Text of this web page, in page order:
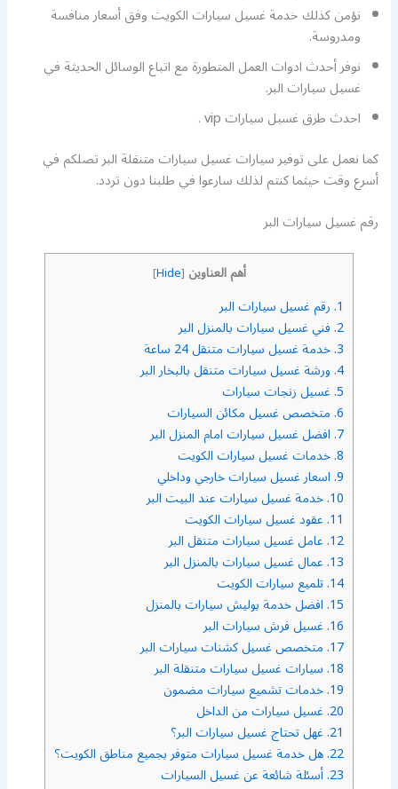
نؤمن كذلك خدمة غسيل سيارات الكويت وفق أسعار منافسة
ومدروسة.
نوفر أحدث ادوات العمل المتطورة مع اتباع الوسائل الحديثة في
غسيل سيارات البر.
احدث طرق غسيل سيارات vip .
كما نعمل على توفير سيارات غسيل سيارات متنقلة البر تصلكم في
أسرع وقت حيثما كنتم لذلك سارعوا في طلبنا دون تردد.
رقم غسيل سيارات البر
أهم العناوين [
Hide
]
1. رقم غسيل سيارات البر
2. فني غسيل سيارات بالمنزل البر
3. خدمة غسيل سيارات متنقل 24 ساعة
4. ورشة غسيل سيارات متنقل بالبخار البر
5. غسيل زنجات سيارات
6. متخصص غسيل مكائن السيارات
7. افضل غسيل سيارات امام المنزل البر
8. خدمات غسيل سيارات الكويت
9. اسعار غسيل سيارات خارجي وداخلي
10. خدمة غسيل سيارات عند البيت البر
11. عقود غسيل سيارات الكويت
12. عامل غسيل سيارات متنقل البر
13. عمال غسيل سيارات بالمنزل البر
14. تلميع سيارات الكويت
15. افضل خدمة بوليش سيارات بالمنزل
16. غسيل فرش سيارات البر
17. متخصص غسيل كشنات سيارات البر
18. سيارات غسيل سيارات متنقلة البر
19. خدمات تشميع سيارات مضمون
20. غسيل سيارات من الداخل
21. غهل تحتاج غسيل سيارات البر؟
22. هل خدمة غسيل سيارات متوفر بجميع مناطق الكويت؟
23. أسئلة شائعة عن غسيل السيارات